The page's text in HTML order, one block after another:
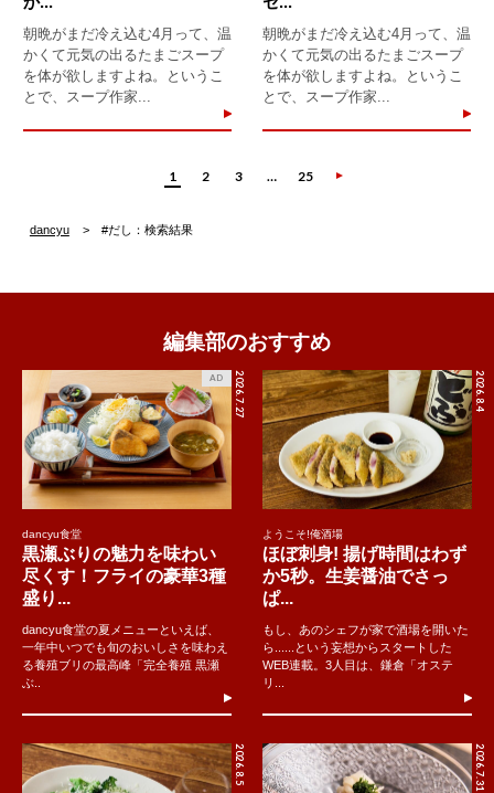
朝晩がまだ冷え込む4月って、温
かくて元気の出るたまごスープ
を体が欲しますよね。というこ
とで、スープ作家...
朝晩がまだ冷え込む4月って、温
かくて元気の出るたまごスープ
を体が欲しますよね。というこ
とで、スープ作家...
1 2 3 … 25
dancyu #だし：検索結果
編集部のおすすめ
2026.7.27
AD
dancyu食堂
黒瀬ぶりの魅力を味わい
尽くす！フライの豪華3種
盛り...
dancyu食堂の夏メニューといえば、
一年中いつでも旬のおいしさを味わえ
る養殖ブリの最高峰「完全養殖 黒瀬
ぶ..
2026.8.4
ようこそ!俺酒場
ほぼ刺身! 揚げ時間はわず
か5秒。生姜醤油でさっ
ぱ...
もし、あのシェフが家で酒場を開いた
ら......という妄想からスタートした
WEB連載。3人目は、鎌倉「オステ
リ...
2026.8.5 2026.7.31